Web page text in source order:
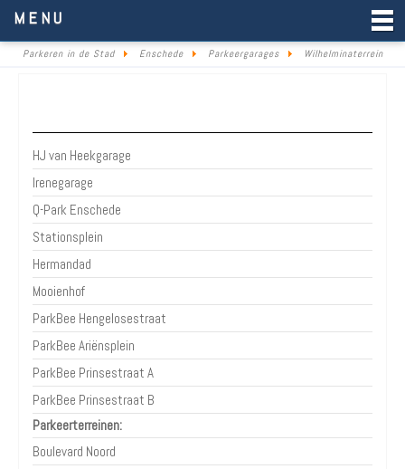
MENU
Parkeren in de Stad Enschede Parkeergarages Wilhelminaterrein
HJ van Heekgarage
Irenegarage
Q-Park Enschede
Stationsplein
Hermandad
Mooienhof
ParkBee Hengelosestraat
ParkBee Ariënsplein
ParkBee Prinsestraat A
ParkBee Prinsestraat B
Parkeerterreinen:
Boulevard Noord